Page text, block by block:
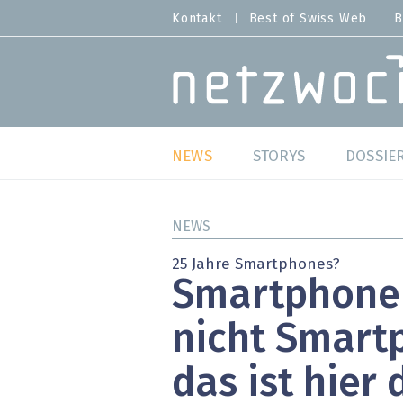
zum
MENU
Kontakt Best of Swiss Web
MAIN NAVIGATION
NEWS
Studien
Meinungen
Hands-on
STORYS
Best
SAP
NEWS
25 Jahre Smartphones?
nicht
das ist hier